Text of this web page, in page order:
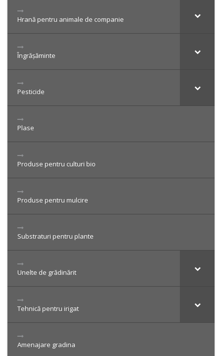
Hrană pentru animale de companie
Îngrășăminte
Pesticide
Plase
Produse pentru culturi bio
Produse pentru mulcire
Substraturi pentru plante
Unelte de grădinărit
Tehnică pentru irigat
Amenajare gradina